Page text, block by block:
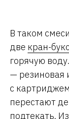
В таком
две кран-
горячую
— резиновая
с
перестают
подтекать.